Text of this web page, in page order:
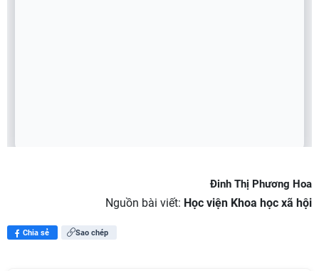
Đinh Thị Phương Hoa
Nguồn bài viết: Học viện Khoa học xã hội
Chia sẻ Sao chép